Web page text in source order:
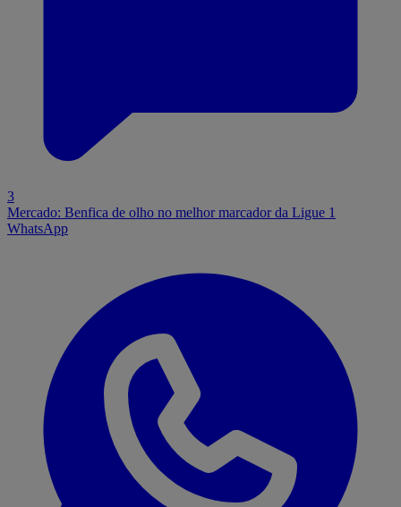
3
Mercado: Benfica de olho no melhor marcador da Ligue 1
WhatsApp